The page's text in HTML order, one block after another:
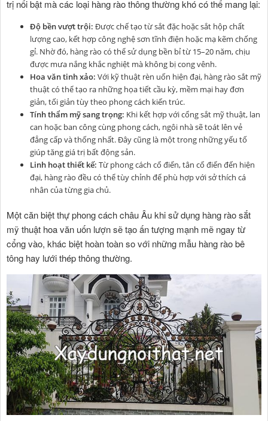
trị nổi bật mà các loại hàng rào thông thường khó có thể mang lại:
Độ bền vượt trội: Được chế tạo từ sắt đặc hoặc sắt hộp chất
lượng cao, kết hợp công nghệ sơn tĩnh điện hoặc mạ kẽm chống
gỉ. Nhờ đó, hàng rào có thể sử dụng bền bỉ từ 15–20 năm, chịu
được mưa nắng khắc nghiệt mà không bị cong vênh.
Hoa văn tinh xảo: Với kỹ thuật rèn uốn hiện đại, hàng rào sắt mỹ
thuật có thể tạo ra những họa tiết cầu kỳ, mềm mại hay đơn
giản, tối giản tùy theo phong cách kiến trúc.
Tính thẩm mỹ sang trọng: Khi kết hợp với cổng sắt mỹ thuật, lan
can hoặc ban công cùng phong cách, ngôi nhà sẽ toát lên vẻ
đẳng cấp và thống nhất. Đây cũng là một trong những yếu tố
giúp tăng giá trị bất động sản.
Linh hoạt thiết kế: Từ phong cách cổ điển, tân cổ điển đến hiện
đại, hàng rào đều có thể tùy chỉnh để phù hợp với sở thích cá
nhân của từng gia chủ.
Một căn biệt thự phong cách châu Âu khi sử dụng hàng rào sắt
mỹ thuật hoa văn uốn lượn sẽ tạo ấn tượng mạnh mẽ ngay từ
cổng vào, khác biệt hoàn toàn so với những mẫu hàng rào bê
tông hay lưới thép thông thường.